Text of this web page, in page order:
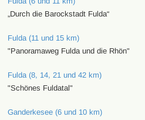
„Durch die Barockstadt Fulda“
Fulda (11 und 15 km)
"Panoramaweg Fulda und die Rhön"
Fulda (8, 14, 21 und 42 km)
"Schönes Fuldatal"
Ganderkesee (6 und 10 km)